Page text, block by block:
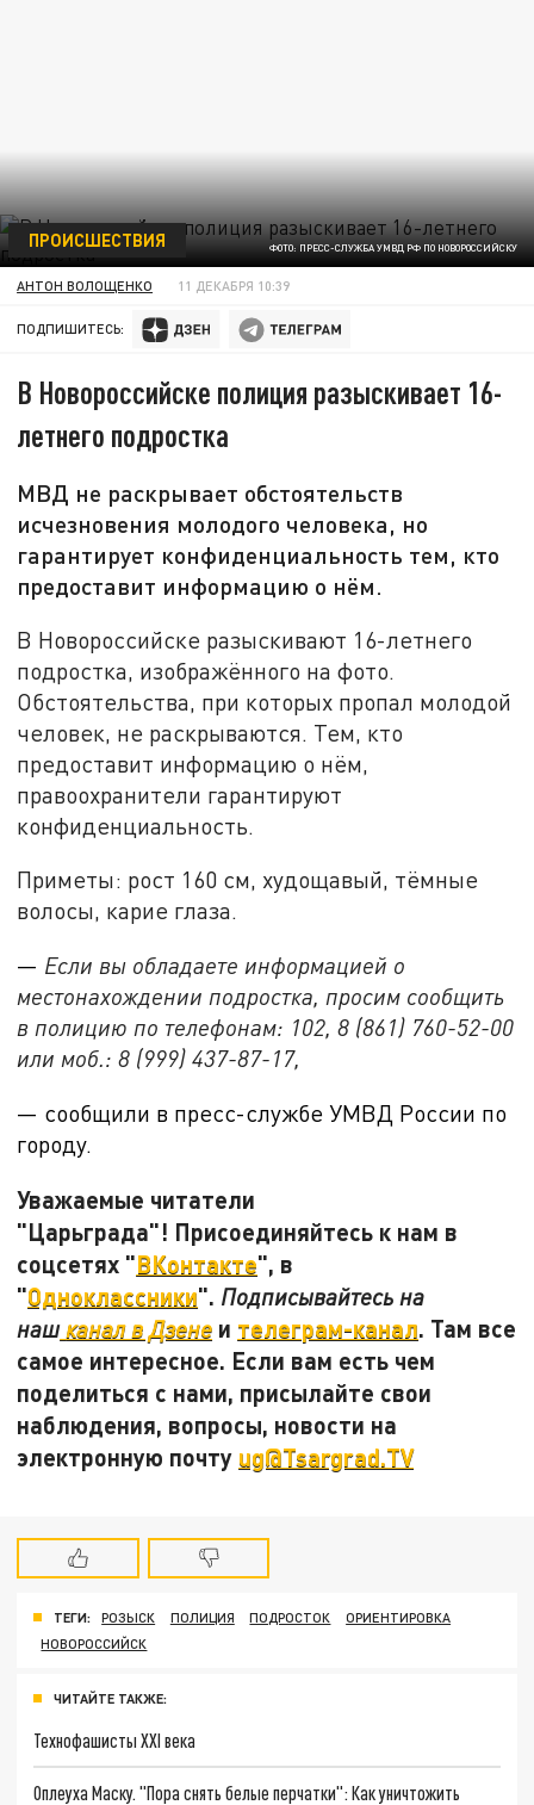
ФОТО: ПРЕСС-СЛУЖБА УМВД РФ ПО НОВОРОССИЙСКУ
ПРОИСШЕСТВИЯ
АНТОН ВОЛОЩЕНКО 11 ДЕКАБРЯ 10:39
ПОДПИШИТЕСЬ:
В Новороссийске полиция разыскивает 16-
летнего подростка
МВД не раскрывает обстоятельств
исчезновения молодого человека, но
гарантирует конфиденциальность тем, кто
предоставит информацию о нём.
В Новороссийске разыскивают 16-летнего
подростка, изображённого на фото.
Обстоятельства, при которых пропал молодой
человек, не раскрываются. Тем, кто
предоставит информацию о нём,
правоохранители гарантируют
конфиденциальность.
Приметы: рост 160 см, худощавый, тёмные
волосы, карие глаза.
— Если вы обладаете информацией о
местонахождении подростка, просим сообщить
в полицию по телефонам: 102, 8 (861) 760-52-00
или моб.: 8 (999) 437-87-17,
— сообщили в пресс-службе УМВД России по
городу.
Уважаемые читатели
"Царьграда"! Присоединяйтесь к нам в
соцсетях "ВКонтакте", в
"Одноклассники". Подписывайтесь на
наш канал в Дзене и телеграм-канал. Там все
самое интересное. Если вам есть чем
поделиться с нами, присылайте свои
наблюдения, вопросы, новости на
электронную почту ug@Tsargrad.TV
ТЕГИ: РОЗЫСК ПОЛИЦИЯ ПОДРОСТОК
ОРИЕНТИРОВКА
НОВОРОССИЙСК
ЧИТАЙТЕ ТАКЖЕ:
Технофашисты XXI века
Оплеуха Маску. "Пора снять белые перчатки": Как уничтожить